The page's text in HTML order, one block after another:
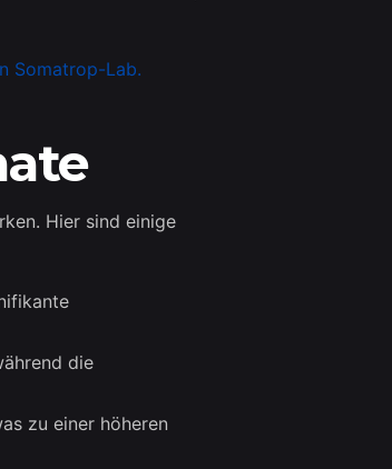
Somatrop-Lab.
Hier sind einige
die
zu einer höheren